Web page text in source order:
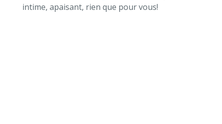
intime, apaisant, rien que pour vous!